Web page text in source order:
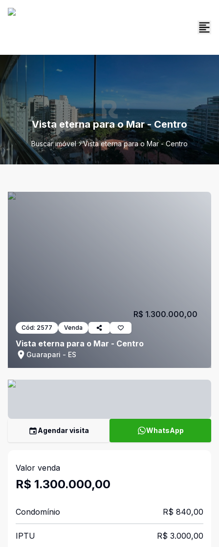
Vista eterna para o Mar - Centro
Buscar imóvel Vista eterna para o Mar - Centro
Cód: 2577 Venda
Vista eterna para o Mar - Centro
Guarapari - ES
R$ 1.300.000,00
Agendar visita WhatsApp
Valor venda
R$ 1.300.000,00
Condomínio R$ 840,00
IPTU R$ 3.000,00